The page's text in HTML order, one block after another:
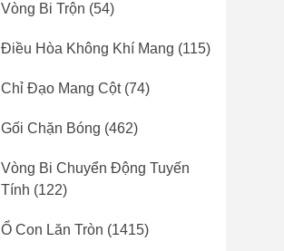
Vòng Bi Trộn (54)
Điều Hòa Không Khí Mang (115)
Chỉ Đạo Mang Cột(74)
Gối Chặn Bóng (462)
Vòng Bi Chuyển Động Tuyến
Tính (122)
Ổ Con Lăn Tròn (1415)